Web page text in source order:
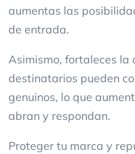
aumentas las
de entrada.
Asimismo, fortaleces la
destinatarios pueden
genuinos, lo que
abran y respondan.
Proteger tu marca y